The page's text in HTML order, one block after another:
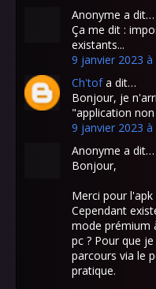
Anonyme a dit…
Ça me dit :
existants...
9 janvier 2023 à
Ch'tofa dit…
Bonjour, je
"application
9 janvier 2023 à
Anonyme a dit…
Bonjour,
Merci pour
Cependant
mode prémium
pc ? Pour que
parcours via le
pratique.